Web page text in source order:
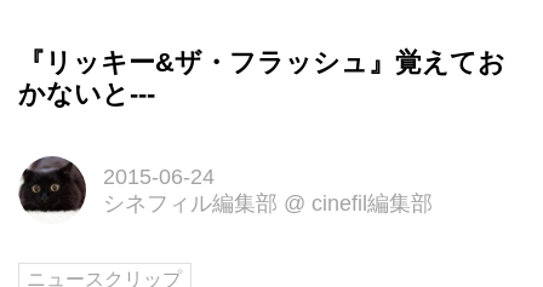
『リッキー&ザ・フラッシュ』覚えてお
かないと---
2015-06-24
シネフィル編集部 @ cinefil編集部
ニュースクリップ